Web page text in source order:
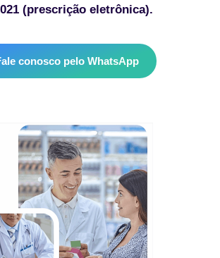
(prescrição eletrônica).
conosco pelo WhatsApp